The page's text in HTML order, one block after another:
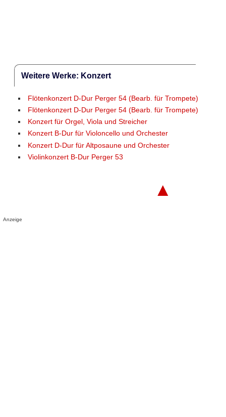
Weitere Werke: Konzert
Flötenkonzert D-Dur Perger 54 (Bearb. für Trompete)
Flötenkonzert D-Dur Perger 54 (Bearb. für Trompete)
Konzert für Orgel, Viola und Streicher
Konzert B-Dur für Violoncello und Orchester
Konzert D-Dur für Altposaune und Orchester
Violinkonzert B-Dur Perger 53
▲
Anzeige